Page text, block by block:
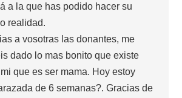
a la que has podido hacer su
realidad.
a vosotras las donantes, me
dado lo mas bonito que existe
que es ser mama. Hoy estoy
de 6 semanas?. Gracias de